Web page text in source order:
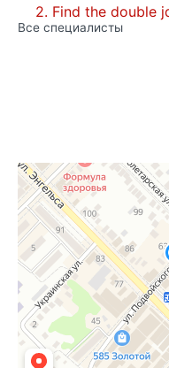
2. Find the double
Все специалисты